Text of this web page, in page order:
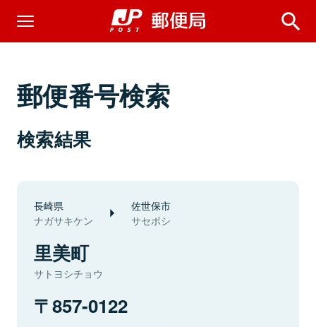
郵便番号検索
検索結果
長崎県
ナガサキケン
佐世保市
サセボシ
里美町
サトヨシチョウ
857-0122